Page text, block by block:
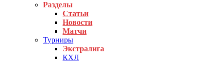
Разделы
Статьи
Новости
Матчи
Турниры
Экстралига
КХЛ